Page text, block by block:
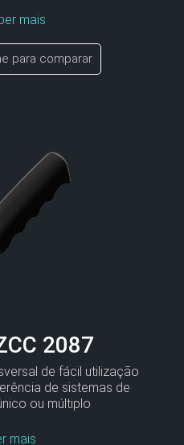
mais
para comparar
2087
de fácil utilização
de sistemas de
ou múltiplo
mais